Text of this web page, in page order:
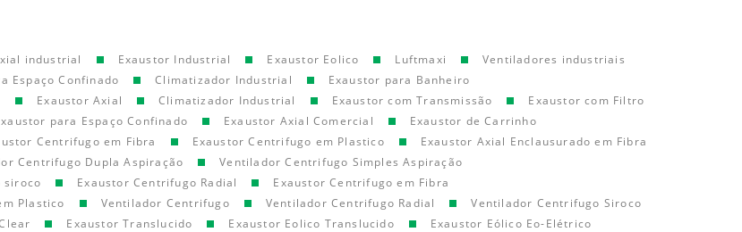
industrial Exaustor Industrial Exaustor Eolico Luftmaxi
Ventiladores industriais
Espaço Confinado Climatizador Industrial
Exaustor para Banheiro
Exaustor Axial Climatizador Industrial Exaustor com Transmissão
Exaustor com Filtro
para Espaço Confinado Exaustor Axial Comercial
Exaustor de Carrinho
Centrifugo em Fibra Exaustor Centrifugo em Plastico
Exaustor Axial Enclausurado em Fibra
Centrifugo Dupla Aspiração
Ventilador Centrifugo Simples Aspiração
siroco Exaustor Centrifugo Radial
Exaustor Centrifugo em Fibra
Plastico Ventilador Centrifugo Ventilador Centrifugo Radial
Ventilador Centrifugo Siroco
Exaustor Translucido Exaustor Eolico Translucido
Exaustor Eólico Eo-Elétrico